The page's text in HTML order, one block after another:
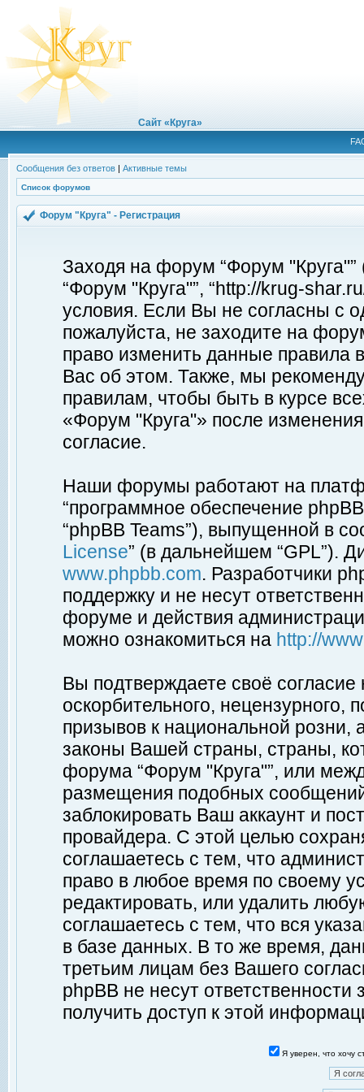
Сайт «Круга»
Сообщения без ответов | Активные темы
Список форумов
Форум "Круга" - Регистрация
Заходя на форум “Форум
“Форум "Круга"”, “http://krug-
условия. Если Вы не согласны с
пожалуйста, не заходите на
право изменить данные правила
Вас об этом. Также, мы
правилам, чтобы быть в курсе
«Форум "Круга"» после
согласие.
Наши форумы работают на
“программное обеспечение
“phpBB Teams”), выпущенной в
License” (в дальнейшем “GPL”).
www.phpbb.com. Разработчики
поддержку и не несут
форуме и действия
можно ознакомиться на http://
Вы подтверждаете своё
оскорбительного, нецензурного,
призывов к национальной
законы Вашей страны, страны,
форума “Форум "Круга"”, или
размещения подобных
заблокировать Ваш аккаунт и
провайдера. С этой целью
соглашаетесь с тем, что
право в любое время по своему
редактировать, или удалить
соглашаетесь с тем, что вся
в базе данных. В то же время,
третьим лицам без Вашего
phpBB не несут ответственности
получить доступ к этой
Я уверен, что хочу